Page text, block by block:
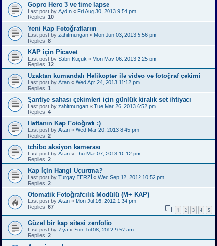
Gopro Hero 3 ve time lapse
Last post by Aydın « Fri Aug 30, 2013 9:54 pm
Replies: 10
Yeni Kap Fotoğraflarım
Last post by zahitmungan « Mon Jun 03, 2013 5:56 pm
Replies: 8
KAP için Picavet
Last post by Sabri Küçük « Mon May 06, 2013 2:25 pm
Replies: 12
Uzaktan kumandalı Helikopter ile video ve fotoğraf çekimi
Last post by Altan « Wed Apr 24, 2013 11:12 pm
Replies: 1
Şantiye sahası çekimleri için günlük kiralık set ihtiyacı
Last post by zahitmungan « Tue Mar 26, 2013 6:52 pm
Replies: 4
Haftanın Kap Fotoğrafı :)
Last post by Altan « Wed Mar 20, 2013 8:45 pm
Replies: 2
tchibo aksiyon kamerası
Last post by Altan « Thu Mar 07, 2013 10:12 pm
Replies: 2
Kap İçin Hangi Uçurtma?
Last post by Turgay TERZİ « Wed Sep 12, 2012 10:52 pm
Replies: 2
Otomatik Fotoğrafcılık Modülü (M+ KAP)
Last post by Altan « Mon Jul 16, 2012 1:34 pm
Replies: 67 1 2 3 4 5
Güzel bir kap sitesi zenfolio
Last post by Ziya « Sun Jul 08, 2012 9:52 am
Replies: 2